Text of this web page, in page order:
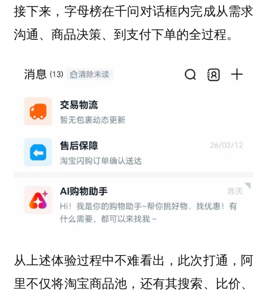
接下来，字母榜在千问对话框内完成从需求
沟通、商品决策、到支付下单的全过程。
从上述体验过程中不难看出，此次打通，阿
里不仅将淘宝商品池，还有其搜索、比价、